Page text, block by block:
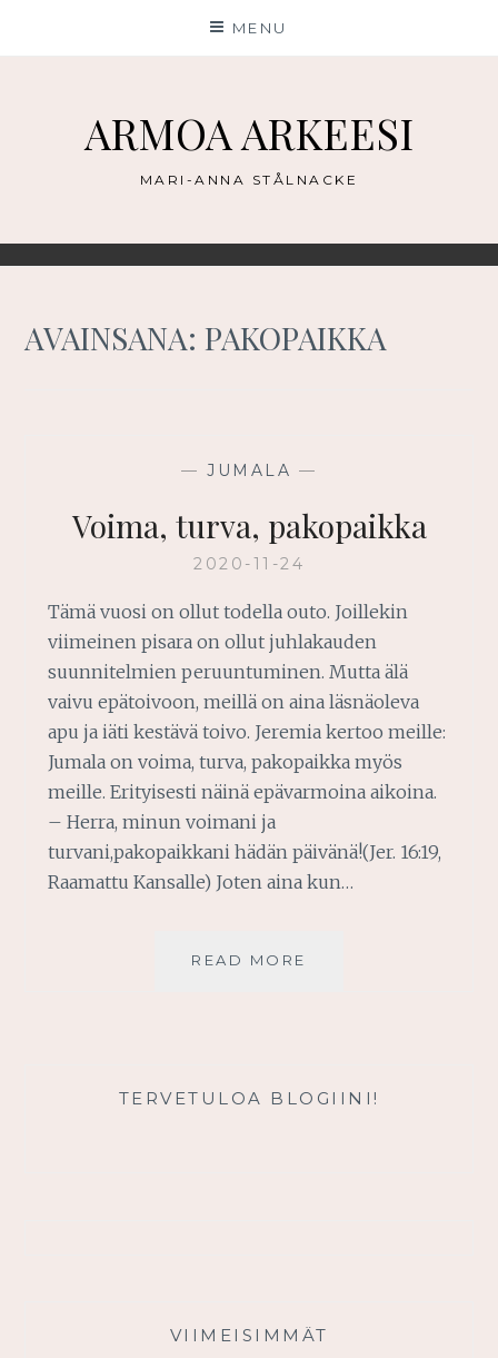
MENU
ARMOA ARKEESI
MARI-ANNA STÅLNACKE
AVAINSANA:PAKOPAIKKA
— JUMALA —
Voima, turva, pakopaikka
2020-11-24
Tämä vuosi on ollut todella outo. Joillekin
viimeinen pisara on ollut juhlakauden
suunnitelmien peruuntuminen. Mutta älä
vaivu epätoivoon, meillä on aina läsnäoleva
apu ja iäti kestävä toivo. Jeremia kertoo meille:
Jumala on voima, turva, pakopaikka myös
meille. Erityisesti näinä epävarmoina aikoina.
– Herra, minun voimani ja
turvani,pakopaikkani hädän päivänä!(Jer. 16:19,
Raamattu Kansalle) Joten aina kun…
READ MORE
TERVETULOA BLOGIINI!
VIIMEISIMMÄT